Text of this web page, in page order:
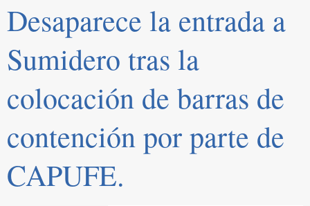
Desaparece la entrada a
Sumidero tras la
colocación de barras de
contención por parte de
CAPUFE.